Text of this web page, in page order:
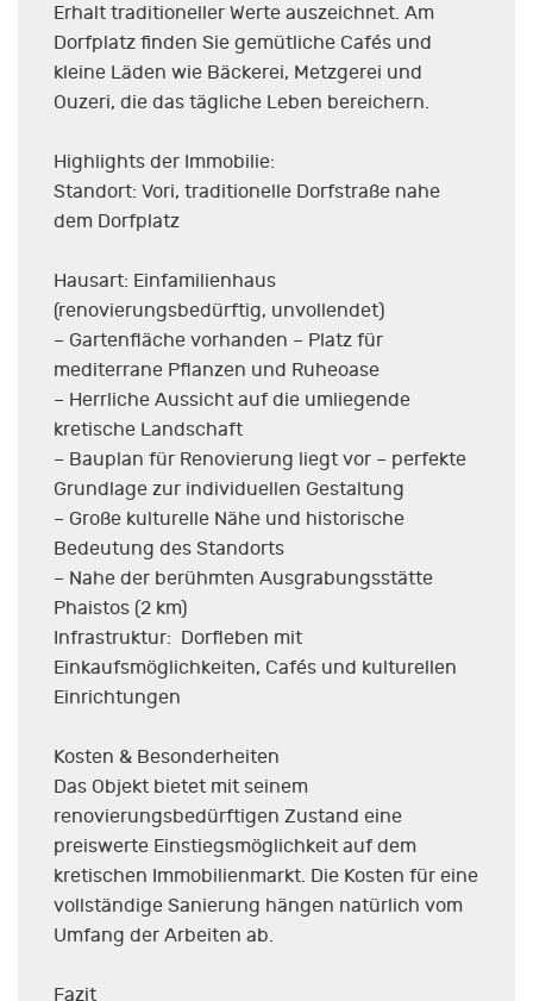
Erhalt traditioneller Werte auszeichnet. Am
Dorfplatz finden Sie gemütliche Cafés und
kleine Läden wie Bäckerei, Metzgerei und
Ouzeri, die das tägliche Leben bereichern.
Highlights der Immobilie:
Standort: Vori, traditionelle Dorfstraße nahe
dem Dorfplatz
Hausart: Einfamilienhaus
(renovierungsbedürftig, unvollendet)
– Gartenfläche vorhanden – Platz für
mediterrane Pflanzen und Ruheoase
– Herrliche Aussicht auf die umliegende
kretische Landschaft
– Bauplan für Renovierung liegt vor – perfekte
Grundlage zur individuellen Gestaltung
– Große kulturelle Nähe und historische
Bedeutung des Standorts
– Nahe der berühmten Ausgrabungsstätte
Phaistos (2 km)
Infrastruktur: Dorfleben mit
Einkaufsmöglichkeiten, Cafés und kulturellen
Einrichtungen
Kosten & Besonderheiten
Das Objekt bietet mit seinem
renovierungsbedürftigen Zustand eine
preiswerte Einstiegsmöglichkeit auf dem
kretischen Immobilienmarkt. Die Kosten für eine
vollständige Sanierung hängen natürlich vom
Umfang der Arbeiten ab.
Fazit